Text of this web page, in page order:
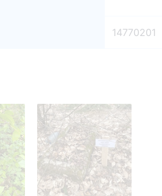
14770201